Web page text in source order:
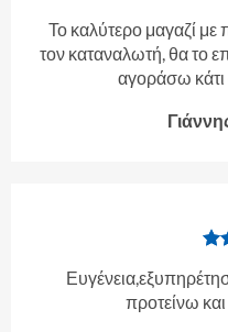
Το καλύτερο μαγαζί με
τον καταναλωτή, θα το
αγοράσω κάτι
προτείνω